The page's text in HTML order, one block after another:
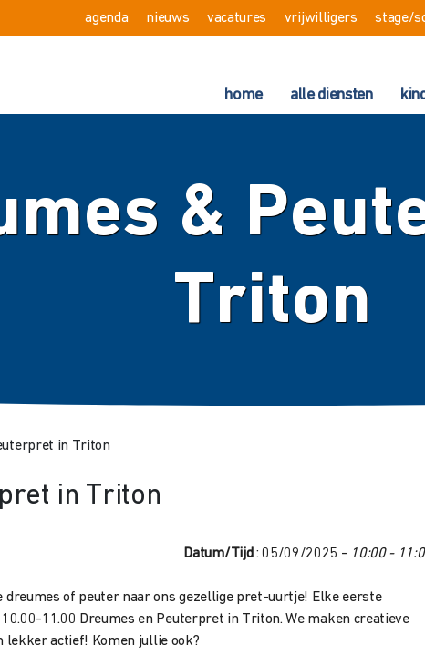
agenda nieuws vacatures vrijwilligers stage/
home alle diensten
&
Triton
in Triton
in Triton
Datum/Tijd : 05/09/2025 - 10:00 -
dreumes of peuter naar ons gezellige pret-uurtje! Elke eerste
11.00 Dreumes en Peuterpret in Triton. We maken creatieve
lekker actief! Komen jullie ook?